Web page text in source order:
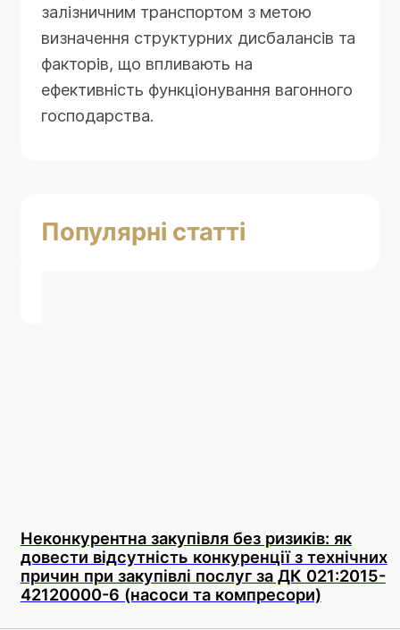
залізничним транспортом з метою
визначення структурних дисбалансів та
факторів, що впливають на
ефективність функціонування вагонного
господарства.
Популярні статті
Неконкурентна закупівля без ризиків: як
довести відсутність конкуренції з технічних
причин при закупівлі послуг за ДК 021:2015-
42120000-6 (насоси та компресори)